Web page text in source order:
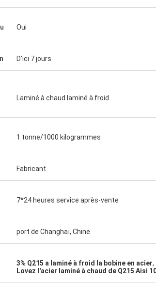
d'avoir
Oui
D'ici 7 jours
Laminé à chaud laminé à froid
1 tonne/1000 kilogrammes
Fabricant
7*24 heures service après-vente
port de Changhaï, Chine
3% Q215 a laminé à froid la bobine en acier,
Lovez l'acier laminé à chaud de Q215 Aisi